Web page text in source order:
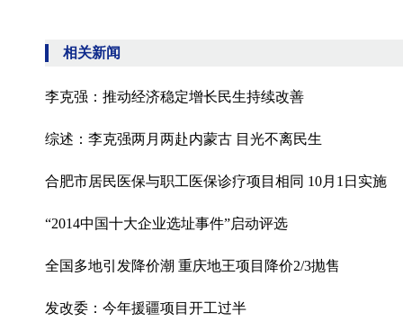
相关新闻
李克强：推动经济稳定增长民生持续改善
综述：李克强两月两赴内蒙古 目光不离民生
合肥市居民医保与职工医保诊疗项目相同 10月1日实施
“2014中国十大企业选址事件”启动评选
全国多地引发降价潮 重庆地王项目降价2/3抛售
发改委：今年援疆项目开工过半